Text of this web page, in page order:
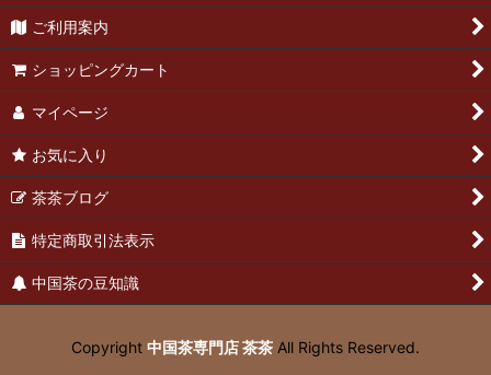
ご利用案内
ショッピングカート
マイページ
お気に入り
茶茶ブログ
特定商取引法表示
中国茶の豆知識
Copyright 中国茶専門店 茶茶 All Rights Reserved.